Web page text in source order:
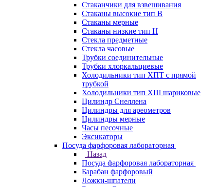
Стаканчики для взвешивания
Стаканы высокие тип В
Стаканы мерные
Стаканы низкие тип Н
Стекла предметные
Стекла часовые
Трубки соединительные
Трубки хлоркальциевые
Холодильники тип ХПТ с прямой
трубкой
Холодильники тип ХШ шариковые
Цилиндр Снеллена
Цилиндры для ареометров
Цилиндры мерные
Часы песочные
Эксикаторы
Посуда фарфоровая лабораторная
Назад
Посуда фарфоровая лабораторная
Барабан фарфоровый
Ложки-шпатели